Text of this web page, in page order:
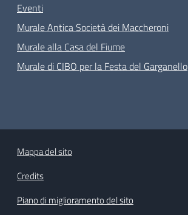
Eventi
Murale Antica Società dei Maccheroni
Murale alla Casa del Fiume
Murale di CIBO per la Festa del Garganello
Mappa del sito
Credits
Piano di miglioramento del sito